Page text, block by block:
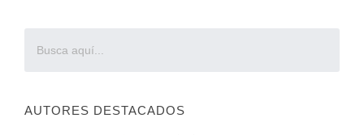
AUTORES DESTACADOS